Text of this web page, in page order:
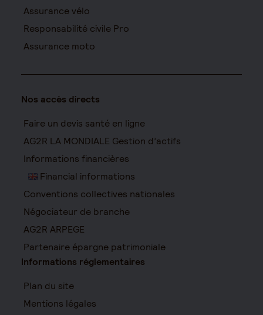
Assurance vélo
Responsabilité civile Pro
Assurance moto
Nos accès directs
Faire un devis santé en ligne
AG2R LA MONDIALE Gestion d’actifs
Informations financières
Financial informations
Conventions collectives nationales
Négociateur de branche
AG2R ARPEGE
Partenaire épargne patrimoniale
Informations réglementaires
Plan du site
Mentions légales